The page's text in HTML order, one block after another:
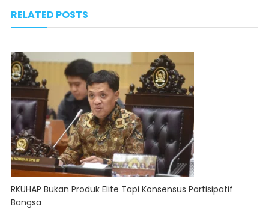
RELATED POSTS
RKUHAP Bukan Produk Elite Tapi Konsensus Partisipatif
Bangsa